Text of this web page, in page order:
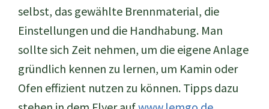
selbst, das gewählte Brennmaterial, die
Einstellungen und die Handhabung. Man
sollte sich Zeit nehmen, um die eigene Anlage
gründlich kennen zu lernen, um Kamin oder
Ofen effizient nutzen zu können. Tipps dazu